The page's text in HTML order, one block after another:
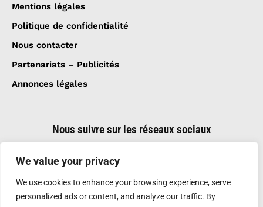
We value your privacy
We use cookies to enhance your browsing experience, serve
personalized ads or content, and analyze our traffic. By
Mentions légales
Politique de confidentialité
Nous contacter
Partenariats – Publicités
Annonces légales
Nous suivre sur les réseaux sociaux